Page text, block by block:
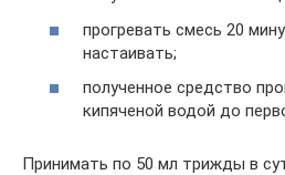
прогревать смесь 20
настаивать;
полученное средство
кипяченой водой до
Принимать по 50 мл трижды в